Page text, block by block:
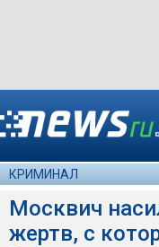
КРИМИНАЛ
Москвич
жертв, с